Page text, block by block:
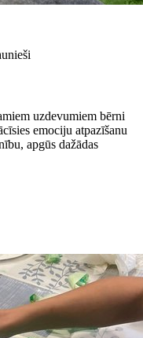
uzdevumiem bērni
emociju atpazīšanu
apgūs dažādas